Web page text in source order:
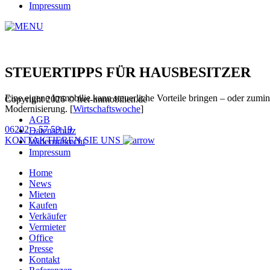
Impressum
STEUERTIPPS FÜR HAUSBESITZER
Eine eigene Immobilie kann steuerliche Vorteile bringen – oder
Modernisierung. [Wirtschaftswoche]
06202 – 57 59 19
KONTAKTIEREN SIE UNS
Copyright 2026 © frei-immobilien.de
AGB
Datenschutz
Widerrufsrecht
Impressum
Home
News
Mieten
Kaufen
Verkäufer
Vermieter
Office
Presse
Kontakt